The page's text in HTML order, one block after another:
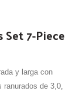
7-Piece
y larga con
ranurados de 3,0,